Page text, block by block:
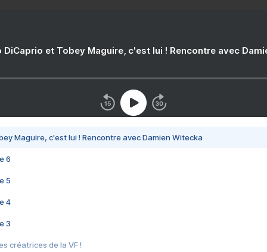
DiCaprio et Tobey Maguire, c'est lui ! Rencontre avec
Maguire, c'est lui ! Rencontre avec Damien Witecka
6
5
4
3
créatrices de la VF !